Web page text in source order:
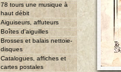
78 tours une musique à
haut débit
Aiguiseurs, affuteurs
Boîtes d'aiguilles
Brosses et balais nettoie-
disques
Catalogues, affiches et
cartes postales